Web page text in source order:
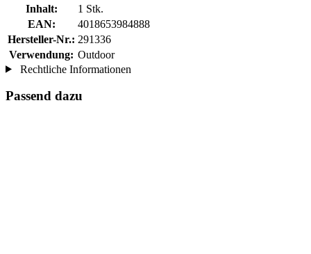
Inhalt:
1 Stk.
EAN:
4018653984888
Hersteller-Nr.: 291336
Verwendung: Outdoor
Rechtliche Informationen
Passend dazu